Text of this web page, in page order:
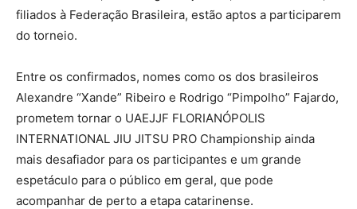
filiados à Federação Brasileira, estão aptos a participarem
do torneio.
Entre os confirmados, nomes como os dos brasileiros
Alexandre “Xande” Ribeiro e Rodrigo “Pimpolho” Fajardo,
prometem tornar o UAEJJF FLORIANÓPOLIS
INTERNATIONAL JIU JITSU PRO Championship ainda
mais desafiador para os participantes e um grande
espetáculo para o público em geral, que pode
acompanhar de perto a etapa catarinense.